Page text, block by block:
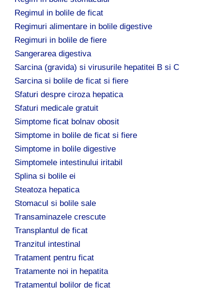
Regimul in bolile de ficat
Regimuri alimentare in bolile digestive
Regimuri in bolile de fiere
Sangerarea digestiva
Sarcina (gravida) si virusurile hepatitei B si C
Sarcina si bolile de ficat si fiere
Sfaturi despre ciroza hepatica
Sfaturi medicale gratuit
Simptome ficat bolnav obosit
Simptome in bolile de ficat si fiere
Simptome in bolile digestive
Simptomele intestinului iritabil
Splina si bolile ei
Steatoza hepatica
Stomacul si bolile sale
Transaminazele crescute
Transplantul de ficat
Tranzitul intestinal
Tratament pentru ficat
Tratamente noi in hepatita
Tratamentul bolilor de ficat